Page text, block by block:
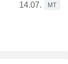
14.07.
MT